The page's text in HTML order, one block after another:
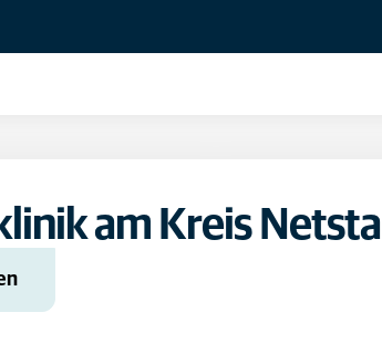
am Kreis Netstal